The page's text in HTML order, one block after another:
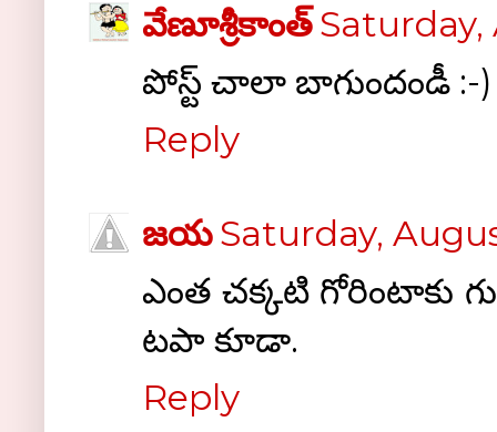
వేణూశ్రీకాంత్Saturday,
పోస్ట్ చాలా బాగుందండీ :-)
Reply
జయSaturday,
ఎంత చక్కటి గోరింటాకు
టపా కూడా.
Reply